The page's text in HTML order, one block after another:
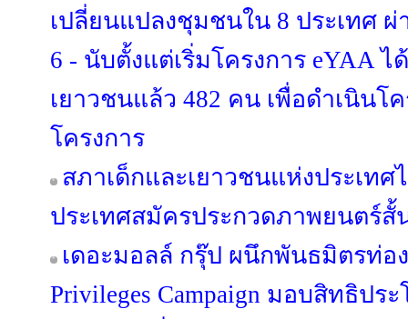
เปลี่ยนแปลงชุมชนใน 8 ประเทศ ผ่
6 - นับตั้งแต่เริ่มโครงการ eYAA
เยาวชนแล้ว 482 คน เพื่อดำเนินโ
โครงการ
สภาเด็กและเยาวชนแห่งประเท
ประเทศสมัครประกวดภาพยนตร์สั้
เดอะมอลล์ กรุ๊ป ผนึกพันธมิตรท่อ
Privileges Campaign มอบสิทธิปร